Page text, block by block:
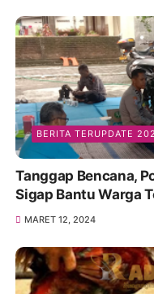
BERITA TERUPDATE
Tanggap Bencana,
Sigap Bantu Warga
MARET 12, 2024